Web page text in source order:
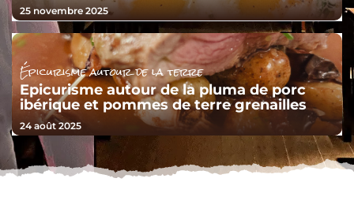
25 novembre 2025
Épicurisme autour de la terre
Epicurisme autour de la pluma de porc
ibérique et pommes de terre grenailles
24 août 2025